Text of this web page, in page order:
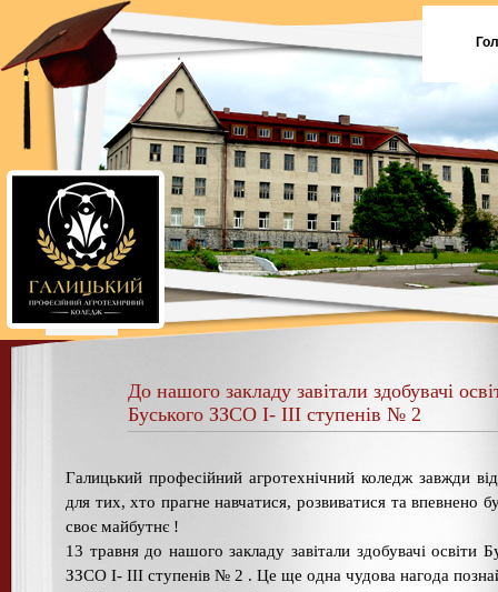
До нашого закладу завітали здобувачі
Буського ЗЗСО I- III ступенів № 2
Галицький професійний агротехнічний коледж завжди
для тих, хто прагне навчатися, розвиватися та впевнено
своє майбутнє !
13 травня до нашого закладу завітали здобувачі освіти
ЗЗСО I- III ступенів № 2 . Це ще одна чудова нагода